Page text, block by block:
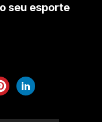
seu esporte